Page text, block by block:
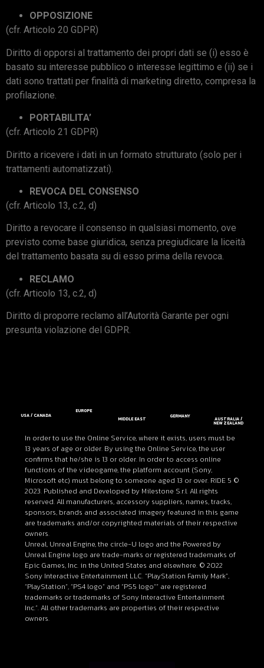
OPPOSIZIONE
(cfr. Articolo 20 GDPR)
Diritto di opporsi al trattamento dei propri dati se (i) esso è
basato su interesse pubblico o interesse legittimo e (ii) se i
dati sono trattati per finalità di marketing diretto, compresa la
profilazione.
PORTABILITA’
(cfr. Articolo 21 GDPR)
Diritto a ricevere i dati in un formato strutturato (solo per i
trattamenti automatizzati).
REVOCA DEL CONSENSO
(cfr. Articolo 13, c.2, d)
Diritto a revocare il consenso in qualsiasi momento, ove
previsto come base giuridica, senza pregiudicare la liceità
del trattamento basata su di esso prima della revoca.
RECLAMO
(cfr. Articolo 13, c.2, d)
Diritto di proporre reclamo all’Autorità Garante per ogni
presunta violazione del GDPR.
USA / CANADA
EUROPE
MIDDLE EAST
GERMANY AUSTRALIA /
NEW ZEALAND
In order to use the Online Service, where it exists, users must be
13 years of age or older. By using the Online Service, the user
confirms that he/she is 13 or older. In order to access online
functions of the videogame, the platform account (Sony,
Microsoft etc) must belong to someone aged 13 or over. RIDE 5 ©
2023. Published and Developed by Milestone S.r.l. All rights
reserved. All manufacturers, accessory suppliers, names, tracks,
sponsors, brands and associated imagery featured in this game
are trademarks and/or copyrighted materials of their respective
owners.
Unreal, Unreal Engine, the circle-U logo and the Powered by
Unreal Engine logo are trade-marks or registered trademarks of
Epic Games, Inc. in the United States and elsewhere. © 2022
Sony Interactive Entertainment LLC. “PlayStation Family Mark”,
“PlayStation”, “PS4 logo” and “PS5 logo”” are registered
trademarks or trademarks of Sony Interactive Entertainment
Inc.”. All other trademarks are properties of their respective
owners.